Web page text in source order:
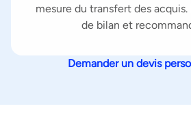
mesure du transfert des
de bilan et
Demander un devis